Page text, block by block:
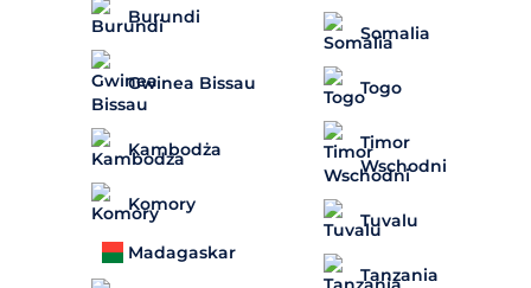
Burundi
Gwinea Bissau
Kambodża
Komory
Madagaskar
Somalia
Togo
Timor
Wschodni
Tuvalu
Tanzania